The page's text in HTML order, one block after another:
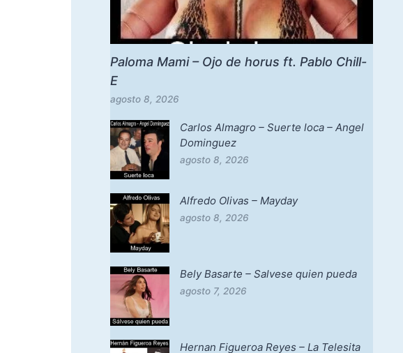
Paloma Mami – Ojo de horus ft. Pablo Chill-
E
agosto 8, 2026
Carlos Almagro – Suerte loca – Angel
Dominguez
agosto 8, 2026
Alfredo Olivas – Mayday
agosto 8, 2026
Bely Basarte – Salvese quien pueda
agosto 7, 2026
Hernan Figueroa Reyes – La Telesita